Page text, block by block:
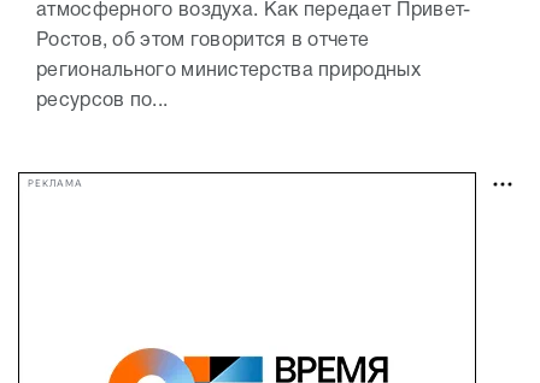
атмосферного воздуха. Как передает Привет-
Ростов, об этом говорится в отчете
регионального министерства природных
ресурсов по...
РЕКЛАМА